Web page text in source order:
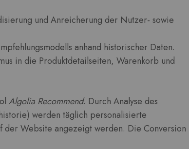
und Anreicherung der Nutzer- sowie
anhand historischer Daten.
in die Produktdetailseiten, Warenkorb und
Algolia Recommend. Durch Analyse des
werden täglich personalisierte
Website angezeigt werden. Die Conversion